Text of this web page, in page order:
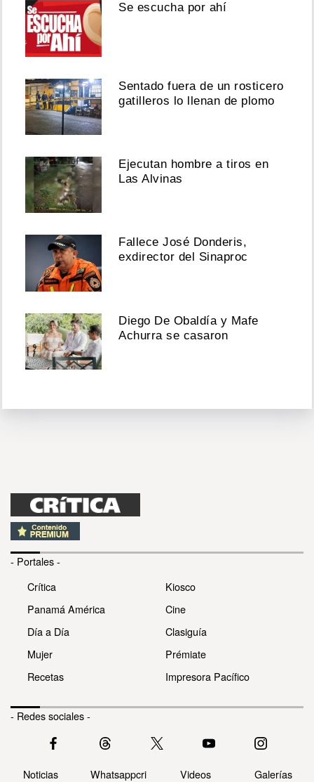
Se escucha por ahí
Sentado fuera de un rosticero
gatilleros lo llenan de plomo
Ejecutan hombre a tiros en
Las Alvinas
Fallece José Donderis,
exdirector del Sinaproc
Diego De Obaldía y Mafe
Achurra se casaron
- Portales -
Crítica
Panamá América
Día a Día
Mujer
Recetas
Kiosco
Cine
Clasiguía
Prémiate
Impresora Pacífico
- Redes sociales -
Noticias Whatsappcri Videos Galerías